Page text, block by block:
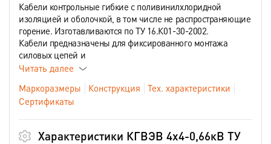
Кабели контрольные гибкие с поливинилхлоридной
изоляцией и оболочкой, в том числе не распространяющие
горение. Изготавливаются по ТУ 16.К01-30-2002.
Кабели предназначены для фиксированного монтажа
силовых цепей и
Читать далее
Маркоразмеры
Конструкция
Тех. характеристики
Сертификаты
Характеристики КГВЭВ 4х4-0,66кВ ТУ